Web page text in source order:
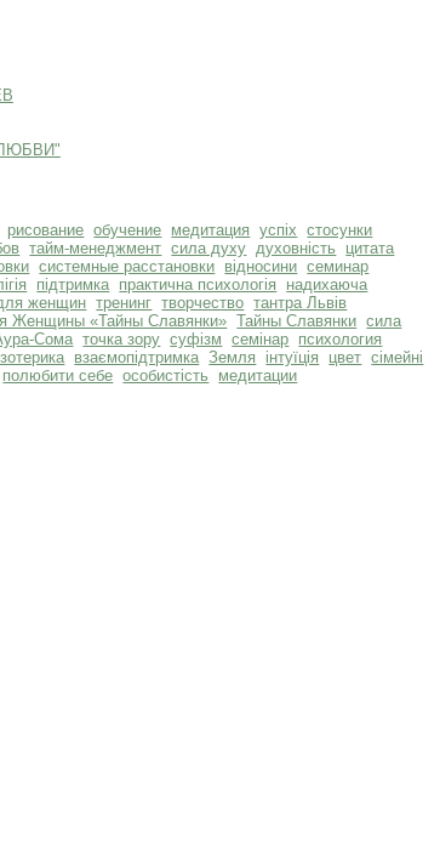
рисование обучение медитация успіх
стосунки
тайм-менеджмент сила духу духовність
цитата
системные расстановки відносини семинар
підтримка практична психологія
надихаюча
женщин тренинг творчество тантра Львів
Женщины «Тайны Славянки» Тайны Славянки сила
Сома точка зору суфізм семінар психология
взаємопідтримка Земля інтуїція цвет сімейні
полюбити себе особистість
медитации